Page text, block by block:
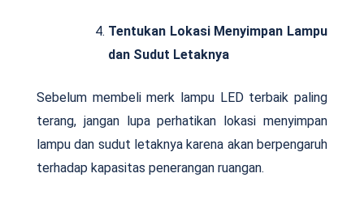
Tentukan Lokasi Menyimpan Lampu
dan Sudut Letaknya
Sebelum membeli merk lampu LED terbaik paling
terang, jangan lupa perhatikan lokasi menyimpan
lampu dan sudut letaknya karena akan berpengaruh
terhadap kapasitas penerangan ruangan.